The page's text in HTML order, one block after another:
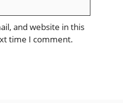
and website in this
time I comment.